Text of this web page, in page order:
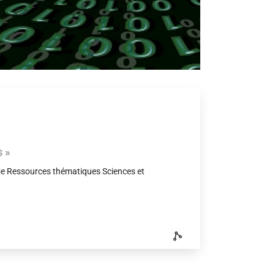
»
Ressources thématiques Sciences et